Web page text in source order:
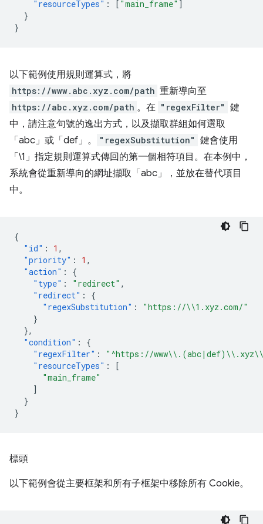
"resourceTypes" : [ "main_frame" ]
}
}
以下範例使用規則運算式，將
https://www.abc.xyz.com/path 重新導向至
https://abc.xyz.com/path 。在 "regexFilter" 鍵
中，請注意句號的逸出方式，以及擷取群組如何選取
「abc」或「def」。
"regexSubstitution" 鍵會使用
「\1」指定規則運算式傳回的第一個相符項目。在本例中，
系統會從重新導向的網址擷取「abc」，並放在替代項目
中。
{
"id" : 1 ,
"priority" : 1 ,
"action" :
{
"type" : "redirect" ,
"redirect" :
{
"regexSubstitution" :
"https://\\1.xyz.com/"
}
},
"condition" :
{
"regexFilter" :
"^https://
"resourceTypes" :
[
"main_frame"
]
}
}
標頭
以下範例會從主要框架和所有子框架中移除所有 Cookie。